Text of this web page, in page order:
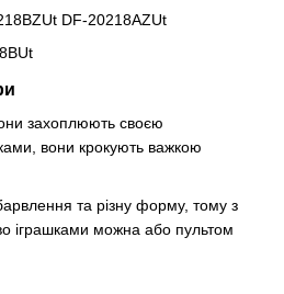
DF-20218AZUt
захоплюють своєю
вони крокують важкою
та різну форму, тому з
іграшками можна або пультом